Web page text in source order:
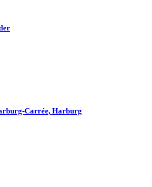
Carrée, Harburg